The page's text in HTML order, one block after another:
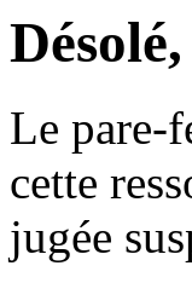
Le pare-
cette
jugée